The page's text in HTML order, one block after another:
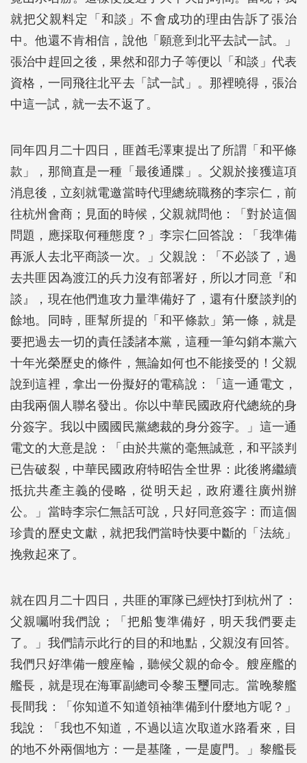
就把父親料定「和談」不會成功的理由告訴了張治
中。他還不肯相信，說他「願意到北平去試一試。」
張治中趕回之後，果然和邵力子等便以「和談」代表
資格，一同飛往北平去「試一試」。那裡曉得，張治
中這一試，就一去不返了。
同年四月二十四日，匪酋毛澤東提出了所謂「和平條
款」，那簡直是一種「最後通牒」。父親於接獲這項
消息後，立刻就電邀當時代理總統職務的李宗仁，前
往杭州會商；見面的時候，父親就問他：「對於這個
問題，應採取何種態度？」李宗仁回答說：「我準備
再派人去北平商談一次。」父親說：「不必談了，過
去共匪因為渡江的兵力沒有部署好，所以才同意『和
談』，現在他們進攻力量準備好了，還有什麼談判的
餘地。同時，匪幫所提的「和平條款」第一條，就是
要把過去一切的責任諉諸本黨，這種一筆勾銷本黨六
十年光榮歷史的條件，無論如何也不能接受的！父親
說到這裡，拿出一份擬好的電稿說：「這一通電文，
由我兩個人聯名發出。你以中華民國政府代總統的身
分簽字。我以中國國民黨總裁的身分簽字。」這一通
電文的大意是說：「由於共黨的毫無誠意，和平談判
已告破裂，中華民國政府特昭告全世界：此後將繼續
抵抗共產主義的侵略，從明天起，政府遷往廣州辦
公。」當時李宗仁無話可說，只好同意簽字：而這個
珍貴的歷史文獻，就把我們當時快要中斷的「法統」
挽救起來了。
就在四月二十四日，共匪的軍隊已經快打到杭州了：
父親囑咐我們說；「把船隻準備好，明天我們要走
了。」我們請示此行的目的和地點，父親沒有回答。
我們只好準備一艘座輪，聽候父親的命令。艘座艦的
艦長，就是現在海軍副總司令黎玉璽同志。當晚黎艦
長間我：「你知道不知道領袖準備到什麼地方呢？」
我說：「我也不知道，不過以這次取道水路看來，目
的地不外兩個地方：一是基隆，一是廈門。」黎艦長